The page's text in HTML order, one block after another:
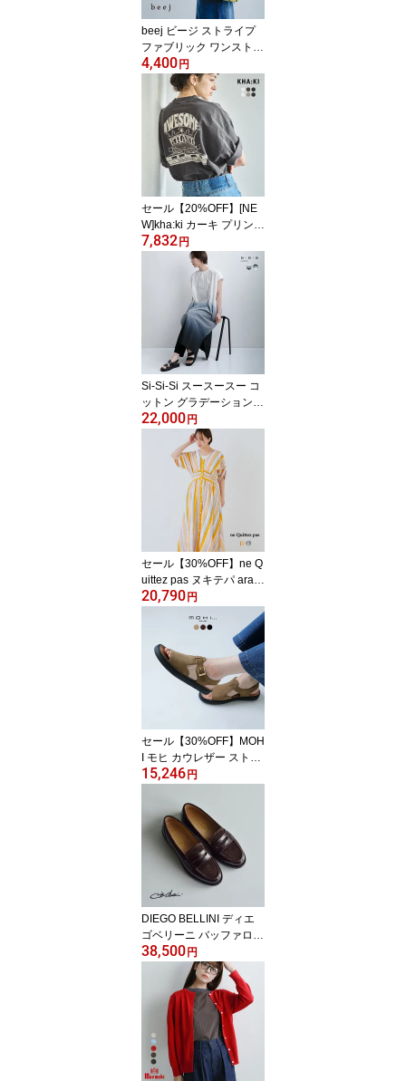
beej ビージ ストライプ
ファブリック ワンストラ
ップバッグ mi-it018 レデ
ィース 刺繍 トートバッ
グ A4収納 軽量 カジュア
ル 肩掛け 2way A4 ギフ
4,400 円
セール【20%OFF】[NE
W]kha:ki カーキ プリント
ワイド Tシャツ WIDE TE
E mil26scs3498-9 レデ
7,832 円
Si-Si-Si スースースー コ
ットン グラデーション
フリル ワンピース GRA
DIENT DYE FRILL DRE
SS 2026-ss312 レディー
ス ゆったり 体型カバー
ポケット付き サイドスリ
ット ロング レイヤード
22,000 円
セール【30%OFF】ne Q
uittez pas ヌキテパ aran
ciato別注 コットンボイ
ギャザー ドレス Cotton V
oile Stripe Waist Gather
Dress 010461wn1-same
1 レディース ワンピース
半袖 綿100% 裏地付き
ポケット付き ロング
20,790 円
セール【30%OFF】MOH
I モヒ カウレザー ストラ
ップ ベルト レザーサン
ース 歩きやすい 疲れに
くい カジュアル きれい
め 大人コーデ フラット
サンダル モカ ブラウン
ブラック【サイズ・カラ
ー交換初回無料】
15,246 円
DIEGO BELLINI ディエ
ゴベリーニ バッファロー
×スエード コインローフ
ァー 602t レディース フ
ラットシューズ ローヒー
ル 歩きやすい きれいめ
カジュアル【サイズ・カ
ラー交換初回無料】
38,500 円